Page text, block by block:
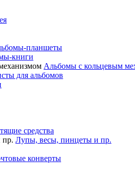
планшеты
книги
Альбомы с кольцевым
для альбомов
средства
Лупы, весы, пинцеты и пр.
конверты